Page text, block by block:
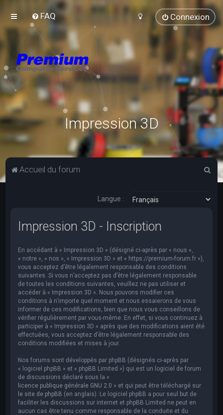
FAQ Connexion
Impression 3D
Accueil du forum
Langue :
Impression 3D - Inscription
En accédant à « Impression 3D » (désigné ci-après par « nous »,
« notre », « nos », « Impression 3D » et « https://premium-forum.fr »),
vous acceptez d’être légalement responsable des conditions
suivantes. Si vous n’acceptez pas d’être légalement responsable
de toutes les conditions suivantes, veuillez ne pas utiliser et
accéder à « Impression 3D ». Nous pouvons modifier ces
conditions à n’importe quel moment et nous essaierons de vous
informer de ces modifications, bien que nous vous conseillons de
vérifier régulièrement par vous-même. En effet, si vous continuez à
participer à « Impression 3D » après que des modifications aient été
effectuées, vous acceptez d’être légalement responsable des
conditions modifiées et mises à jour.
Nos forums sont développés par phpBB (désignés ci-après par
« logiciel phpBB » et « phpBB Limited ») qui est un logiciel de forum
de discussions déclaré sous la «
licence publique générale GNU 2.0 » et qui peut être téléchargé sur
le site de phpBB (en anglais). Le logiciel phpBB a pour seul but de
faciliter les discussions sur internet et phpBB Limited ne peut en
aucun cas être tenu comme responsable de la conduite et du